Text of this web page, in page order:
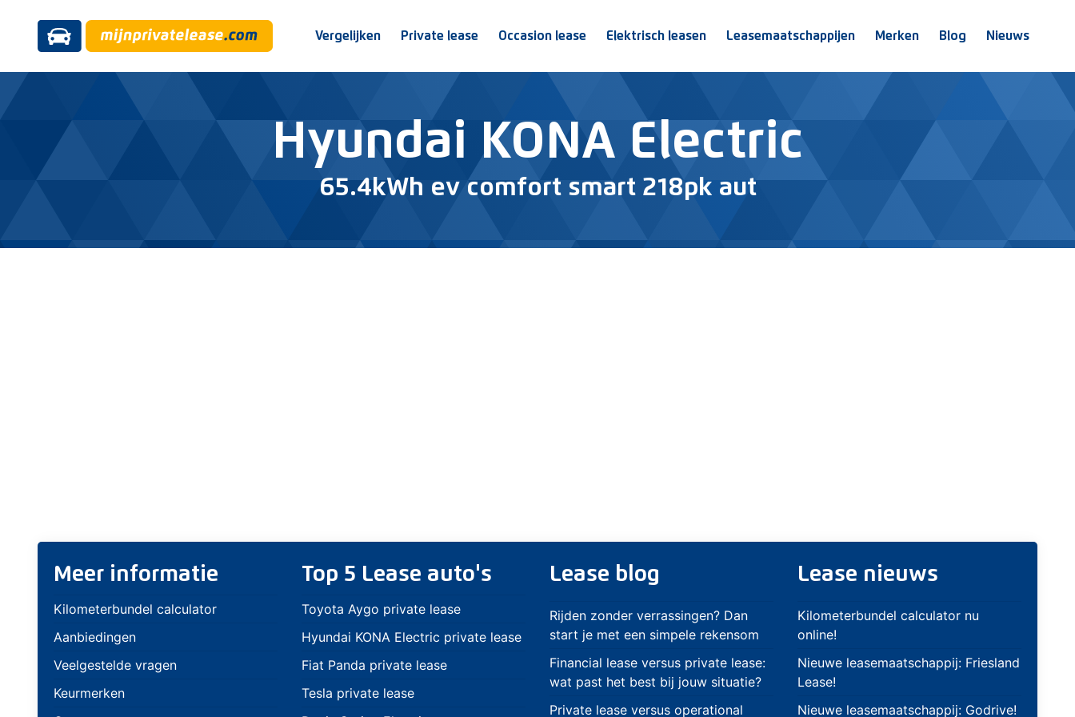
Vergelijken Private lease Occasion lease Elektrisch leasen Leasemaatschappijen Merken Blog Nieuws
Hyundai KONA Electric
65.4kWh ev comfort smart 218pk aut
Meer informatie
Kilometerbundel calculator
Aanbiedingen
Veelgestelde vragen
Keurmerken
Top 5 Lease auto's
Toyota Aygo private lease
Hyundai KONA Electric private lease
Fiat Panda private lease
Tesla private lease
Lease blog
Rijden zonder verrassingen? Dan
start je met een simpele rekensom
Financial lease versus private lease:
wat past het best bij jouw situatie?
Private lease versus operational
Lease nieuws
Kilometerbundel calculator nu
online!
Nieuwe leasemaatschappij: Friesland
Lease!
Nieuwe leasemaatschappij: Godrive!